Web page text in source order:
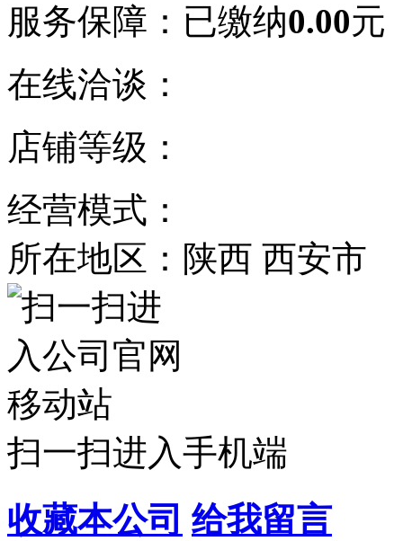
服务保障： 已缴纳0.00元
在线洽谈：
店铺等级：
经营模式：
所在地区：陕西 西安市
扫一扫进入手机端
收藏本公司 给我留言